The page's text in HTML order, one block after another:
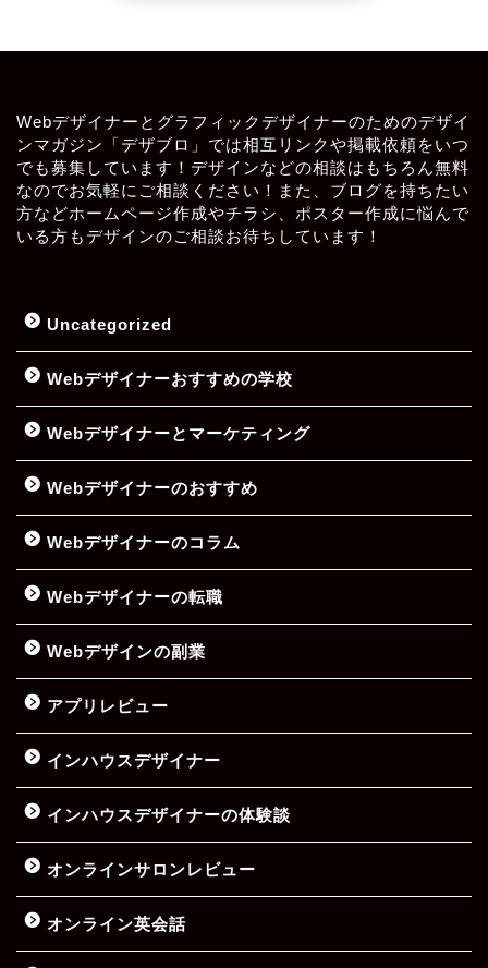
Webデザイナーとグラフィックデザイナーのためのデザイ
ンマガジン「デザブロ」では相互リンクや掲載依頼をいつ
でも募集しています！デザインなどの相談はもちろん無料
なのでお気軽にご相談ください！また、ブログを持ちたい
方などホームページ作成やチラシ、ポスター作成に悩んで
いる方もデザインのご相談お待ちしています！
Uncategorized
Webデザイナーおすすめの学校
Webデザイナーとマーケティング
Webデザイナーのおすすめ
Webデザイナーのコラム
Webデザイナーの転職
Webデザインの副業
アプリレビュー
インハウスデザイナー
インハウスデザイナーの体験談
オンラインサロンレビュー
オンライン英会話